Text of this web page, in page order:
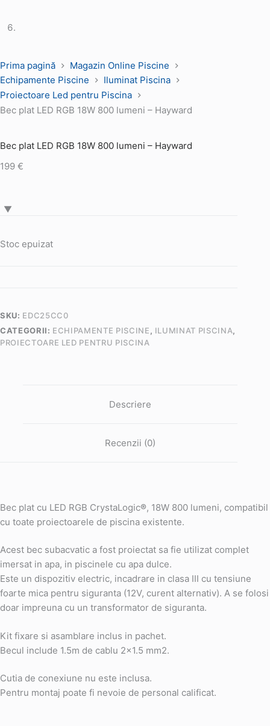
Prima pagină
Magazin Online Piscine
Echipamente Piscine
Iluminat Piscina
Proiectoare Led pentru Piscina
Bec plat LED RGB 18W 800 lumeni – Hayward
Bec plat LED RGB 18W 800 lumeni – Hayward
199 €
Stoc epuizat
SKU: EDC25CC0
CATEGORII: ECHIPAMENTE PISCINE, ILUMINAT PISCINA,
PROIECTOARE LED PENTRU PISCINA
Descriere
Recenzii (0)
Bec plat cu LED RGB CrystaLogic®, 18W 800 lumeni, compatibil
cu toate proiectoarele de piscina existente.
Acest bec subacvatic a fost proiectat sa fie utilizat complet
imersat in apa, in piscinele cu apa dulce.
Este un dispozitiv electric, incadrare in clasa III cu tensiune
foarte mica pentru siguranta (12V, curent alternativ). A se folosi
doar impreuna cu un transformator de siguranta.
Kit fixare si asamblare inclus in pachet.
Becul include 1.5m de cablu 2×1.5 mm2.
Cutia de conexiune nu este inclusa.
Pentru montaj poate fi nevoie de personal calificat.